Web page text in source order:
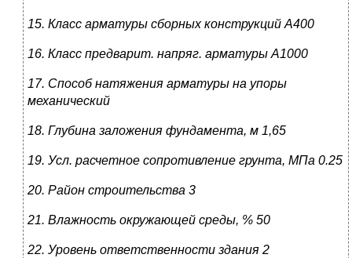
15. Класс арматуры сборных конструкций А400
16. Класс предварит. напряг. арматуры А1000
17. Способ натяжения арматуры на упоры
механический
18. Глубина заложения фундамента, м 1,65
19. Усл. расчетное сопротивление грунта, МПа 0.25
20. Район строительства 3
21. Влажность окружающей среды, % 50
22. Уровень ответственности здания 2